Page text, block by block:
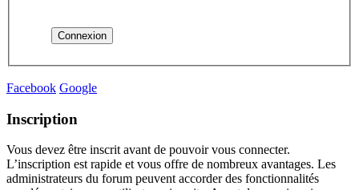
Facebook Google
Inscription
Vous devez être inscrit avant de pouvoir vous connecter.
L’inscription est rapide et vous offre de nombreux avantages. Les
administrateurs du forum peuvent accorder des fonctionnalités